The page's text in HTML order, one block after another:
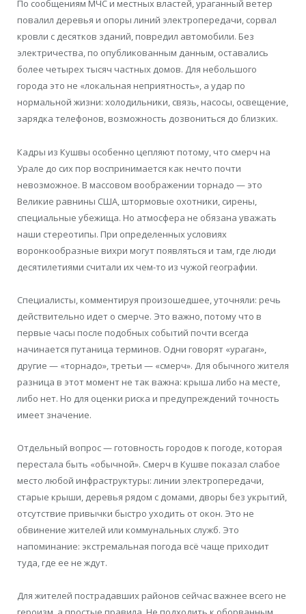
По сообщениям МЧС и местных властей, ураганный ветер
повалил деревья и опоры линий электропередачи, сорвал
кровли с десятков зданий, повредил автомобили. Без
электричества, по опубликованным данным, оставались
более четырех тысяч частных домов. Для небольшого
города это не «локальная неприятность», а удар по
нормальной жизни: холодильники, связь, насосы, освещение,
зарядка телефонов, возможность дозвониться до близких.
Кадры из Кушвы особенно цепляют потому, что смерч на
Урале до сих пор воспринимается как нечто почти
невозможное. В массовом воображении торнадо — это
Великие равнины США, штормовые охотники, сирены,
специальные убежища. Но атмосфера не обязана уважать
наши стереотипы. При определенных условиях
воронкообразные вихри могут появляться и там, где люди
десятилетиями считали их чем-то из чужой географии.
Специалисты, комментируя произошедшее, уточняли: речь
действительно идет о смерче. Это важно, потому что в
первые часы после подобных событий почти всегда
начинается путаница терминов. Одни говорят «ураган»,
другие — «торнадо», третьи — «смерч». Для обычного жителя
разница в этот момент не так важна: крыша либо на месте,
либо нет. Но для оценки риска и предупреждений точность
имеет значение.
Отдельный вопрос — готовность городов к погоде, которая
перестала быть «обычной». Смерч в Кушве показал слабое
место любой инфраструктуры: линии электропередачи,
старые крыши, деревья рядом с домами, дворы без укрытий,
отсутствие привычки быстро уходить от окон. Это не
обвинение жителей или коммунальных служб. Это
напоминание: экстремальная погода всё чаще приходит
туда, где ее не ждут.
Для жителей пострадавших районов сейчас важнее всего не